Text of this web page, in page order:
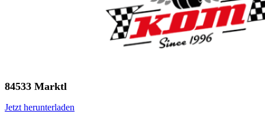
84533 Marktl
Jetzt herunterladen